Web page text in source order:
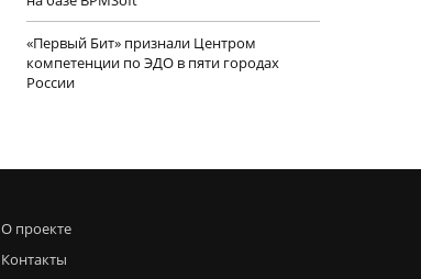
«Первый Бит» признали Центром
компетенции по ЭДО в пяти городах
России
О проекте
Контакты